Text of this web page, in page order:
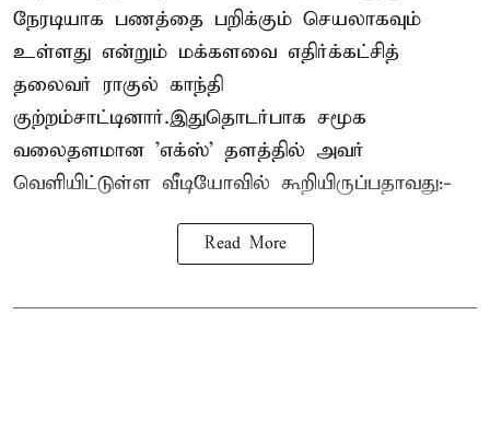
நேரடியாக பணத்தை பறிக்கும் செயலாகவும்
உள்ளது என்றும் மக்களவை எதிர்க்கட்சித்
தலைவர் ராகுல் காந்தி
குற்றம்சாட்டினார்.இதுதொடர்பாக சமூக
வலைதளமான 'எக்ஸ்' தளத்தில் அவர்
வெளியிட்டுள்ள வீடியோவில் கூறியிருப்பதாவது:-
Read More